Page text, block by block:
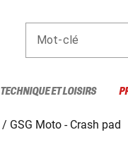
Mot-clé
TECHNIQUE ET LOISIRS
GSG Moto - Crash pad